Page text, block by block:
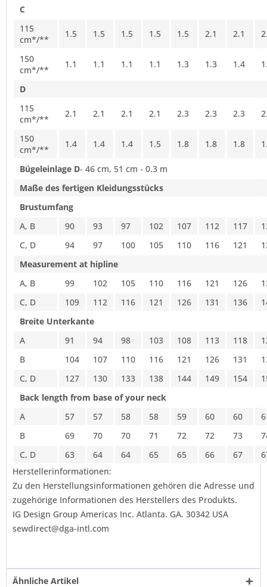
C
115
cm*/**
1.5 1.5 1.5 1.5 1.5 2.1 2.1
150
cm*/**
1.1 1.1 1.1 1.1 1.3 1.3 1.4
D
115
cm*/**
2.1 2.1 2.1 2.1 2.3 2.3 2.3
150
cm*/**
1.4 1.4 1.4 1.5 1.8 1.8 1.8
Bügeleinlage D- 46 cm, 51 cm - 0.3 m
Maße des fertigen Kleidungsstücks
Brustumfang
A, B
90 93 97 102 107 112 117
C, D
94 97 100 105 110 116 121
Measurement at hipline
A, B
99 102 105 110 116 121 126
C, D
109 112 116 121 126 131 136
Breite Unterkante
A
91 94 98 103 108 113 118
B
104 107 110 116 121 126 131
C, D
127 130 133 138 144 149 154
Back length from base of your neck
A
57 57 58 58 59 60 60
B
69 70 70 71 72 72 73
C, D
63 64 64 65 65 66 67
Herstellerinformationen:
Zu den Herstellungsinformationen gehören die Adresse und
zugehörige Informationen des Herstellers des Produkts.
IG Design Group Americas Inc. Atlanta. GA. 30342 USA
sewdirect@dga-intl.com
Ähnliche Artikel